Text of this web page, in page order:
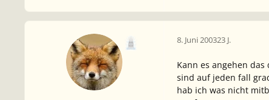
8. Juni 200323 J.
Kann es angehen das
sind auf jeden fall
hab ich was nicht